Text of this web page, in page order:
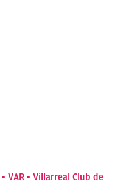
VAR
Villarreal Club de